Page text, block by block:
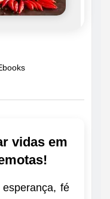
vidas em
fé